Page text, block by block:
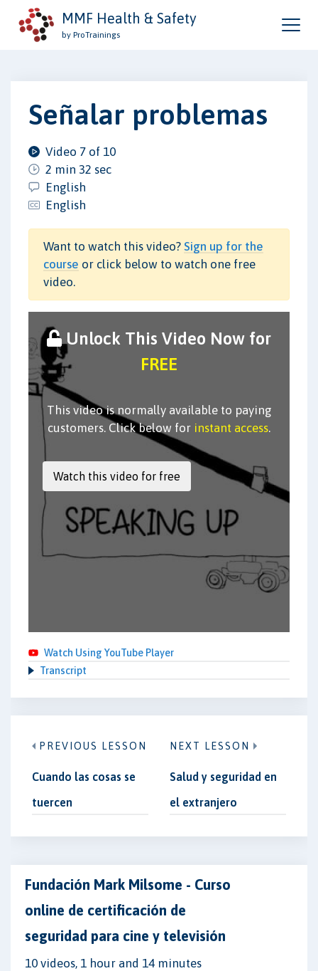
MMF Health & Safety
by ProTrainings
Señalar problemas
Video 7 of 10
2 min 32 sec
English
English
Want to watch this video? Sign up for the
course or click below to watch one free
video.
Unlock This Video Now for
FREE
This video is normally available to paying
customers. Click below for instant access.
Watch Using YouTube Player
Transcript
PREVIOUS LESSON
Cuando las cosas se
tuercen
NEXT LESSON
Salud y seguridad en
el extranjero
Fundación Mark Milsome - Curso
online de certificación de
seguridad para cine y televisión
10 videos, 1 hour and 14 minutes